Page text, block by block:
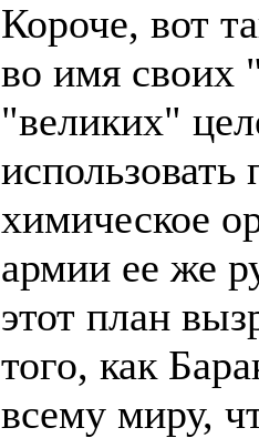
Короче, вот
во имя своих
"великих"
химическое
армии ее же
этот план
того, как
всему миру,